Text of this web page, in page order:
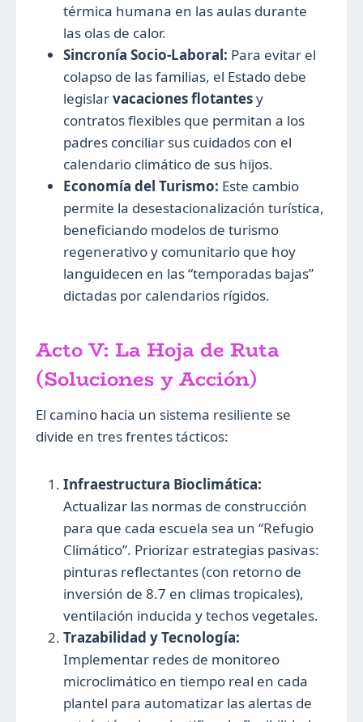
térmica humana en las aulas durante
las olas de calor.
Sincronía Socio-Laboral: Para evitar el
colapso de las familias, el Estado debe
legislarvacaciones flotantesy
contratos flexibles que permitan a los
padres conciliar sus cuidados con el
calendario climático de sus hijos.
Economía del Turismo: Este cambio
permite la desestacionalización turística,
beneficiando modelos de turismo
regenerativo y comunitario que hoy
languidecen en las “temporadas bajas”
dictadas por calendarios rígidos.
Acto V: La Hoja de Ruta
(Soluciones y Acción)
El camino hacia un sistema resiliente se
divide en tres frentes tácticos:
Infraestructura Bioclimática:
Actualizar las normas de construcción
para que cada escuela sea un “Refugio
Climático”. Priorizar estrategias pasivas:
pinturas reflectantes (con retorno de
inversión de 8.7 en climas tropicales),
ventilación inducida y techos vegetales.
Trazabilidad y Tecnología:
Implementar redes de monitoreo
microclimático en tiempo real en cada
plantel para automatizar las alertas de